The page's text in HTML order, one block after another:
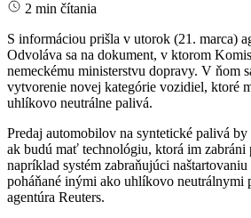
2 min čítania
S informáciou prišla v utorok (21. marca)
Odvoláva sa na dokument, v ktorom
nemeckému ministerstvu dopravy. V ňom
vytvorenie novej kategórie vozidiel, ktoré
uhlíkovo neutrálne palivá.
Predaj automobilov na syntetické palivá
ak budú mať technológiu, ktorá im
napríklad systém zabraňujúci
poháňané inými ako uhlíkovo neutrálnymi
agentúra Reuters.